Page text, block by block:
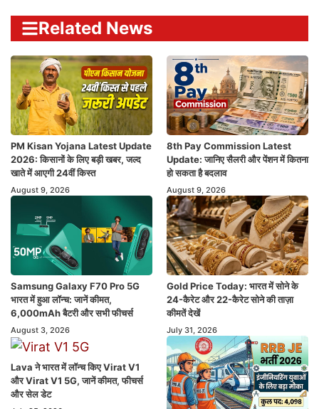
Related News
PM Kisan Yojana Latest Update
2026: किसानों के लिए बड़ी खबर, जल्द
खाते में आएगी 24वीं किस्त
August 9, 2026
8th Pay Commission Latest
Update: जानिए सैलरी और पेंशन में कितना
हो सकता है बदलाव
August 9, 2026
Samsung Galaxy F70 Pro 5G
भारत में हुआ लॉन्च: जानें कीमत,
6,000mAh बैटरी और सभी फीचर्स
August 3, 2026
Gold Price Today: भारत में सोने के
24-कैरेट और 22-कैरेट सोने की ताज़ा
कीमतें देखें
July 31, 2026
Lava ने भारत में लॉन्च किए Virat V1
और Virat V1 5G, जानें कीमत, फीचर्स
और सेल डेट